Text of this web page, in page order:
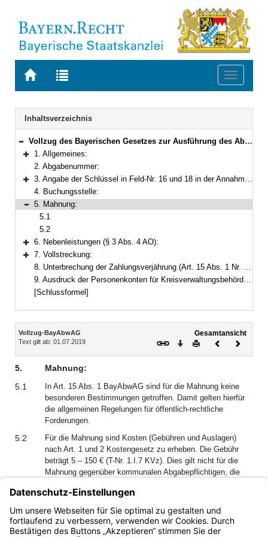
Zur
BAYERN.RECHT
Zur
letzten
Suche
Toggle
Navigation
Inhaltsverzeichnis
Bereich reduzieren
Vollzug des Bayerischen Gesetzes zur Ausführung des Abwasserabgabengesetzes durch die Staatsoberkasse Bayern in Landshut
Bereich erweitern
1. Allgemeines:
2. Abgabenummer:
Bereich erweitern
3. Angabe der Schlüssel in Feld-Nr. 16 und 18 in der Annahmeanordnung:
4. Buchungsstelle:
Bereich reduzieren
5. Mahnung:
5.1
5.2
Bereich erweitern
6. Nebenleistungen (§ 3 Abs. 4 AO):
Bereich erweitern
7. Vollstreckung:
8. Unterbrechung der Zahlungsverjährung (Art. 15 Abs. 1 Nr. 4 BayAbwAG):
9. Ausdruck der Personenkonten für Kreisverwaltungsbehörden am Jahresschluss:
[Schlussformel]
Inhalt
Vollzug-BayAbwAG
Text gilt ab: 01.07.2019
Gesamtansicht
Download
DruckenVorheriges
5.
Mahnung:
5.1
In Art. 15 Abs. 1 BayAbwAG sind für die Mahnung keine
besonderen Bestimmungen getroffen. Damit gelten hierfür
die allgemeinen Regelungen für öffentlich-rechtliche
Forderungen.
5.2
Für die Mahnung sind Kosten (Gebühren und Auslagen)
nach Art. 1 und 2 Kostengesetz zu erheben. Die Gebühr
beträgt 5 – 150 € (T-Nr. 1.I.7 KVz). Dies gilt nicht für die
Mahnung gegenüber kommunalen Abgabepflichtigen, die
wegen etwaiger Auslagen, für die die Befreiung nicht gilt, ist
die Kleinbetragsregelung zu beachten. Nummer 6.3 gilt
entsprechend.